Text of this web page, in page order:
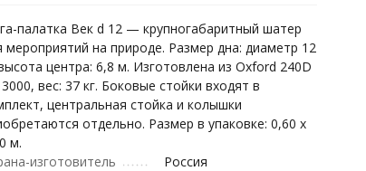
палатка Век d 12 — крупногабаритный шатер
мероприятий на природе. Размер дна: диаметр 12
центра: 6,8 м. Изготовлена из Oxford 240D
3000, вес: 37 кг. Боковые стойки входят в
центральная стойка и колышки
отдельно. Размер в упаковке: 0,60 х
м.
изготовитель
Россия